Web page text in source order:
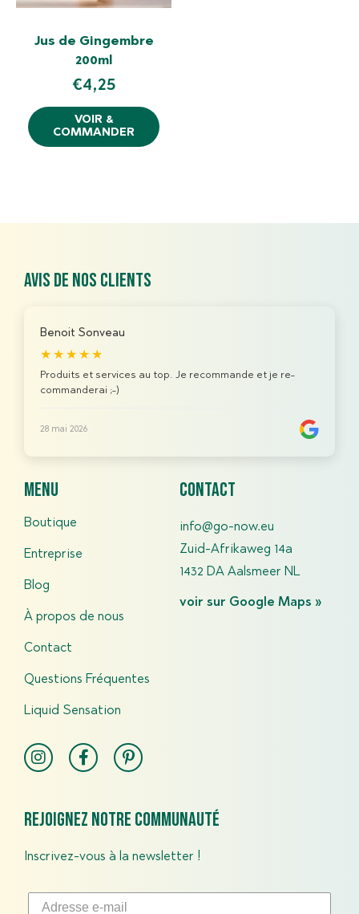
Jus de Gingembre
200ml
€4,25
VOIR &
COMMANDER
Avis de nos clients
Benoit Sonveau
★★★★★
Produits et services au top. Je recommande et je re-
commanderai ;-)
28 mai 2026
menu
Boutique
Entreprise
Blog
À propos de nous
Contact
Questions Fréquentes​
Liquid Sensation
contact
info@go-now.eu
Zuid-Afrikaweg 14a
1432 DA Aalsmeer NL
voir sur Google Maps »
Rejoignez notre communauté
Inscrivez-vous à la newsletter !